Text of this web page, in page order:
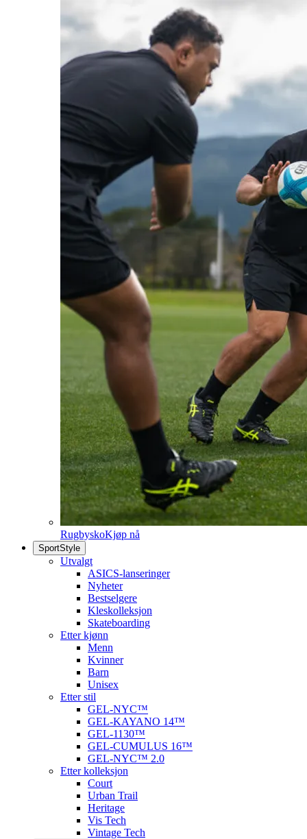
RugbyskoKjøp nå
SportStyle
Utvalgt
ASICS-lanseringer
Nyheter
Bestselgere
Kleskolleksjon
Skateboarding
Etter kjønn
Menn
Kvinner
Barn
Unisex
Etter stil
GEL-NYC™
GEL-KAYANO 14™
GEL-1130™
GEL-CUMULUS 16™
GEL-NYC™ 2.0
Etter kolleksjon
Court
Urban Trail
Heritage
Vis Tech
Vintage Tech